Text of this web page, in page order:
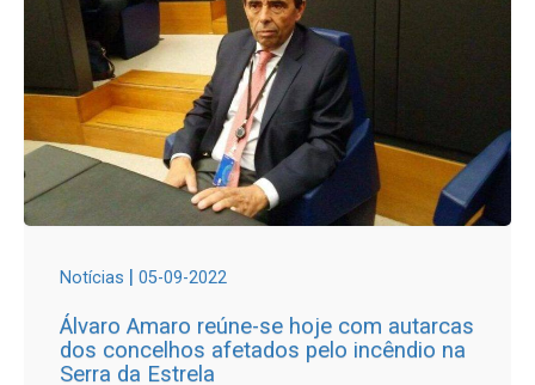
Notícias | 05-09-2022
Álvaro Amaro reúne-se hoje com autarcas
dos concelhos afetados pelo incêndio na
Serra da Estrela